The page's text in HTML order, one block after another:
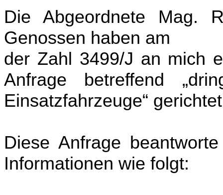
Die Abgeordnete Mag.
Genossen haben
der Zahl 3499/J an mich
Anfrage betreffend
Einsatzfahrzeuge“
Diese Anfrage
Informationen wie folgt: